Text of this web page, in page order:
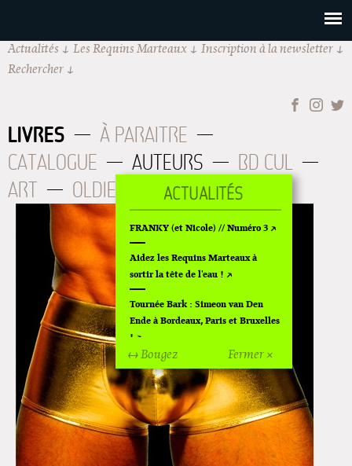
Actualités Les Requins Marteaux
Inscription à la newsletter
Rechercher
LIVRES
À PARAITRE
CATALOGUE
AUTEURS
BD CUL
ART
OLDIES ÉPUISÉS
Fermer ×
↔ Bougez
FRANKY (et Nicole) // Numéro 3
Aidez les Requins Marteaux à
sortir la tête de l'eau !
Tournée Bark : Simeon van Den
Ende à Bordeaux, Paris et Bruxelles
!
Off Of Off d'Angoulême 2024
Superette de noël à Pola
L'exposition de Fungirl à
Montpellier !